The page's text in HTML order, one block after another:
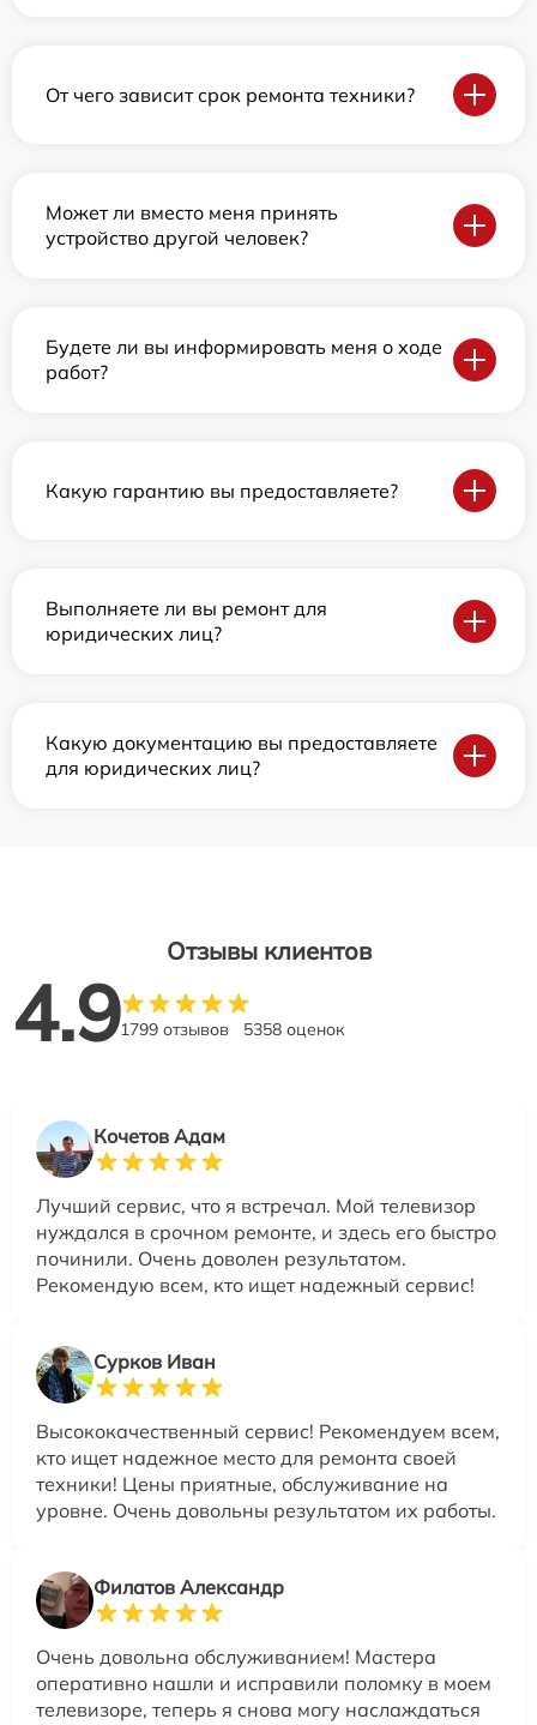
От чего зависит срок ремонта техники?
Может ли вместо меня принять
устройство другой человек?
Будете ли вы информировать меня о ходе
работ?
Какую гарантию вы предоставляете?
Выполняете ли вы ремонт для
юридических лиц?
Какую документацию вы предоставляете
для юридических лиц?
Отзывы клиентов
4.91799 отзывов 5358 оценок
Кочетов Адам
Лучший сервис, что я встречал. Мой телевизор
нуждался в срочном ремонте, и здесь его быстро
починили. Очень доволен результатом.
Рекомендую всем, кто ищет надежный сервис!
Сурков Иван
Высококачественный сервис! Рекомендуем всем,
кто ищет надежное место для ремонта своей
техники! Цены приятные, обслуживание на
уровне. Очень довольны результатом их работы.
Филатов Александр
Очень довольна обслуживанием! Мастера
оперативно нашли и исправили поломку в моем
телевизоре, теперь я снова могу наслаждаться